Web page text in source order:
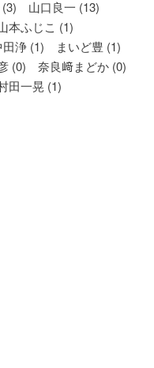
山口良一 (13)
本ふじこ (1)
田浄 (1)
まいど豊 (1)
(0)
奈良﨑まどか (0)
田一晃 (1)